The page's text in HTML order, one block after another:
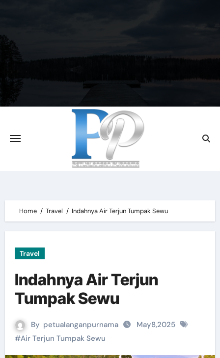
content
Home Travel Indahnya Air Terjun Tumpak Sewu
Travel
Indahnya Air Terjun
Tumpak Sewu
By petualanganpurnama
May8,2025
#Air Terjun Tumpak Sewu